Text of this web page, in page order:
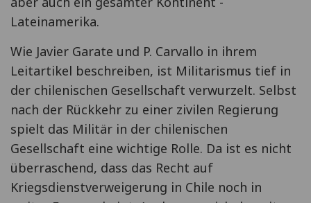
Lateinamerika.
Wie Javier Garate und P. Carvallo in ihrem
Leitartikel beschreiben, ist Militarismus tief in
der chilenischen Gesellschaft verwurzelt. Selbst
nach der Rückkehr zu einer zivilen Regierung
spielt das Militär in der chilenischen
Gesellschaft eine wichtige Rolle. Da ist es nicht
überraschend, dass das Recht auf
Kriegsdienstverweigerung in Chile noch in